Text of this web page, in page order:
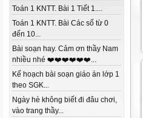
Toán 1 KNTT. Bài 1 Tiết 1....
Toán 1 KNTT. Bài Các số từ 0
đến 10...
Bài soạn hay. Cảm ơn thầy Nam
nhiều nhé ❤️❤️❤️❤️❤️❤️...
Kế hoạch bài soạn giáo án lớp 1
theo SGK...
Ngày hè không biết đi đâu chơi,
vào trang thầy...